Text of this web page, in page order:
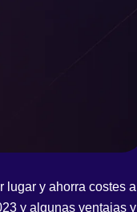
lugar y ahorra costes a
y algunas ventajas y